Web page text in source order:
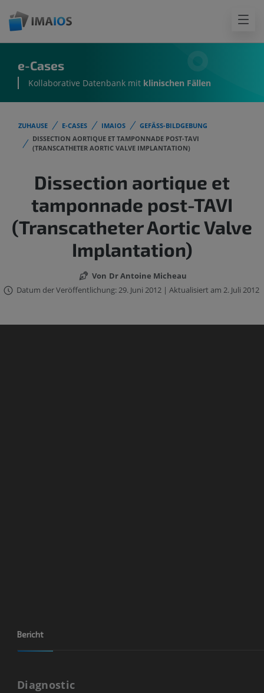
e-Cases
Kollaborative Datenbank mit klinischen Fällen
ZUHAUSE E-CASES IMAIOS
GEFÄSS-BILDGEBUNG
DISSECTION AORTIQUE ET TAMPONNADE POST-TAVI
(TRANSCATHETER AORTIC VALVE IMPLANTATION)
Dissection aortique et
tamponnade post-TAVI
(Transcatheter Aortic Valve
Implantation)
Von Dr Antoine Micheau
Datum der Veröffentlichung: 29. Juni 2012 | Aktualisiert am 2. Juli 2012
Bericht
Diagnostic